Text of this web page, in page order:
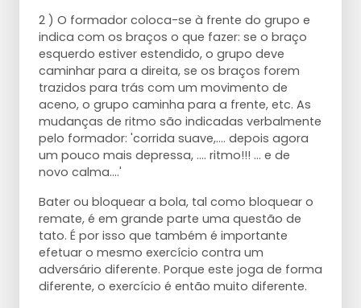
2 ) O formador coloca-se à frente do grupo e
indica com os braços o que fazer: se o braço
esquerdo estiver estendido, o grupo deve
caminhar para a direita, se os braços forem
trazidos para trás com um movimento de
aceno, o grupo caminha para a frente, etc. As
mudanças de ritmo são indicadas verbalmente
pelo formador: 'corrida suave,.... depois agora
um pouco mais depressa, .... ritmo!!! ... e de
novo calma....'
Bater ou bloquear a bola, tal como bloquear o
remate, é em grande parte uma questão de
tato. É por isso que também é importante
efetuar o mesmo exercício contra um
adversário diferente. Porque este joga de forma
diferente, o exercício é então muito diferente.